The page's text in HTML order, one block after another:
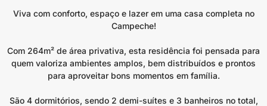
Viva com conforto, espaço e lazer em uma casa completa no
Campeche!
Com 264m² de área privativa, esta residência foi pensada para
quem valoriza ambientes amplos, bem distribuídos e prontos
para aproveitar bons momentos em família.
São 4 dormitórios, sendo 2 demi-suítes e 3 banheiros no total,